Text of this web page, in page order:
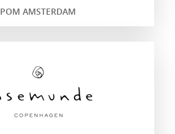
POM AMSTERDAM